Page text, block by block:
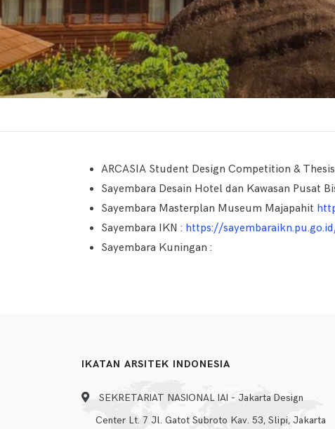
ARCASIA Student Design Competition &
Sayembara Desain Hotel dan Kawasan Pusat
Sayembara Masterplan Museum Majapahit
Sayembara IKN : https://
Sayembara Kuningan :
IKATAN ARSITEK INDONESIA
SEKRETARIAT NASIONAL IAI - Jakarta Design
Center Lt. 7 Jl. Gatot Subroto Kav. 53, Slipi, Jakarta